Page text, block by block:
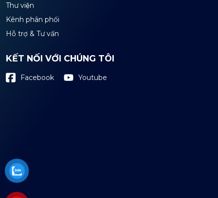
Thư viện
Kênh phân phối
Hỗ trợ & Tư vấn
KẾT NỐI VỚI CHÚNG TÔI
Facebook Youtube